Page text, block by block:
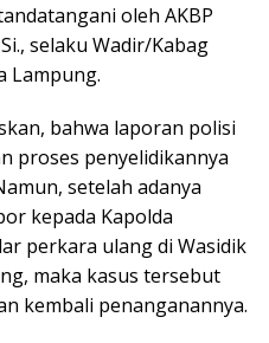
oleh AKBP
selaku Wadir/Kabag
Lampung.
bahwa laporan polisi
proses penyelidikannya
setelah adanya
kepada Kapolda
perkara ulang di Wasidik
maka kasus tersebut
kembali penanganannya.